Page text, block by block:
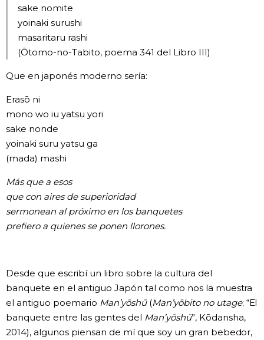
Avisos
sake nomite
yoinaki surushi
masaritaru rashi
(Ōtomo-no-Tabito, poema 341 del Libro III)
Que en japonés moderno sería:
Erasō ni
mono wo iu yatsu yori
sake nonde
yoinaki suru yatsu ga
(mada) mashi
Más que a esos
que con aires de superioridad
sermonean al próximo en los banquetes
prefiero a quienes se ponen llorones.
Desde que escribí un libro sobre la cultura del
banquete en el antiguo Japón tal como nos la muestra
el antiguo poemario Man’yōshū (Man’yōbito no utage; “El
banquete entre las gentes del Man’yōshū”, Kōdansha,
2014), algunos piensan de mí que soy un gran bebedor,